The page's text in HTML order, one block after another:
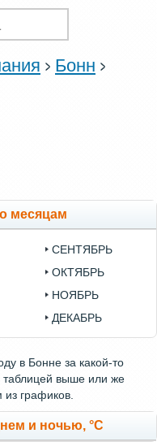
Бонн
месяцам
СЕНТЯБРЬ
ОКТЯБРЬ
НОЯБРЬ
ДЕКАБРЬ
в Бонне за какой-то
таблицей выше или же
графиков.
и ночью, °C